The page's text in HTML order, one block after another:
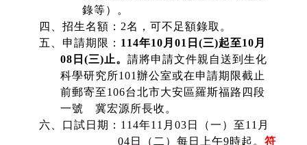
錄等）。
四、招生名額： 2名，可不足額錄取。
五、申請期限： 114年10 月 01 日 (三)起至10 月
08 日 (三) 止。 請將申請文件親自送到生化
科學研究所101 辦公室或在申請期限截止
前郵寄至106台北市大安區羅斯福路四段
一號 冀宏源所長收。
六、口試日期： 114年11 月 03 日（一）至11 月
04 日（二）每日上午9時起。 符